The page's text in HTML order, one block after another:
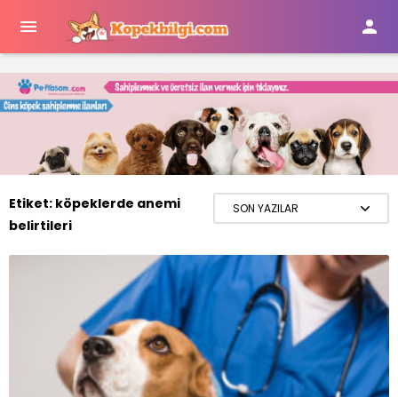
 
Etiket: köpeklerde anemi
belirtileri